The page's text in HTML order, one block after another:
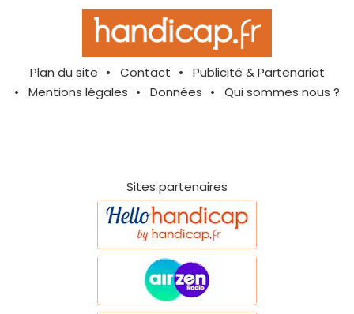
Plan du site Contact
Publicité & Partenariat
Mentions légales
Données Qui sommes nous ?
Sites partenaires